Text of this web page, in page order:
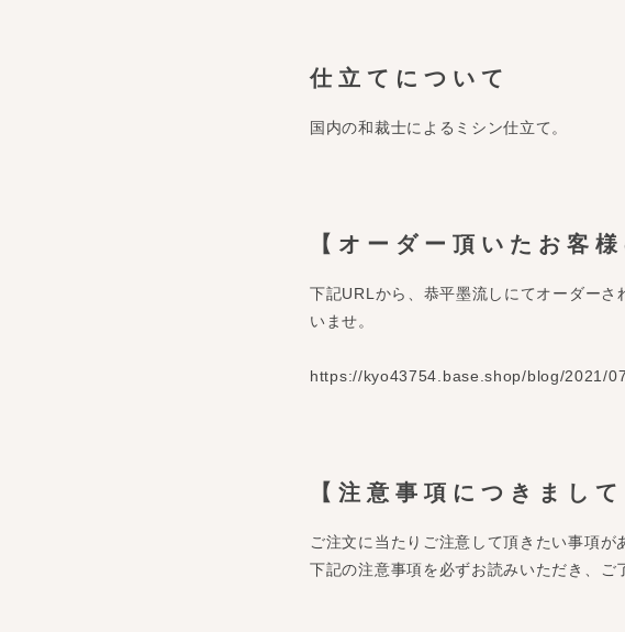
仕立てについて
国内の和裁士によるミシン仕立て。
【オーダー頂いたお客様
下記URLから、恭平墨流しにてオーダー
いませ。
https://kyo43754.base.shop/blog/2021/
【注意事項につきまして
ご注文に当たりご注意して頂きたい事項が
下記の注意事項を必ずお読みいただき、ご